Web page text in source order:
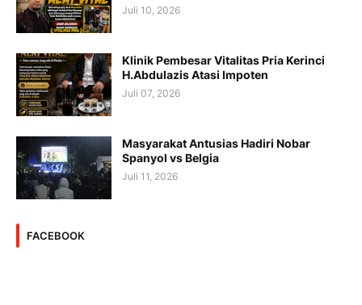
Juli 10, 2026
Klinik Pembesar Vitalitas Pria Kerinci
H.Abdulazis Atasi Impoten
Juli 07, 2026
Masyarakat Antusias Hadiri Nobar
Spanyol vs Belgia
Juli 11, 2026
FACEBOOK